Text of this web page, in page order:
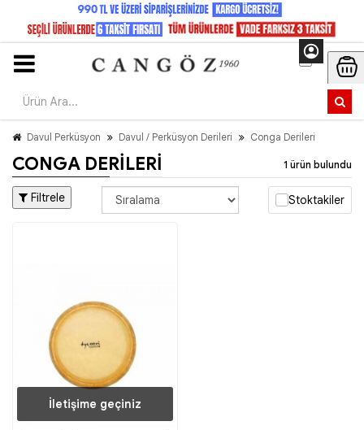
Davul Perküsyon Davul / Perküsyon Derileri Conga Derileri
CONGA DERILERI 1 ürün bulundu
Filtrele Stoktakiler
İletişime geçiniz